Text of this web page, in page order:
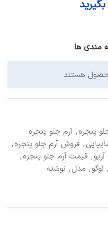
مندی ها
هستند
پنجره, آرم جلو پنجره
, فروش آرم جلو پنجره,
, قیمت آرم جلو پنجره,
, لوگو, مدل, نوشته